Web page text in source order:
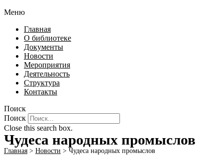
Меню
Главная
О библиотеке
Документы
Новости
Мероприятия
Деятельность
Структура
Контакты
Поиск
Поиск
Close this search box.
Чудеса народных промыслов
Главная > Новости > Чудеса народных промыслов